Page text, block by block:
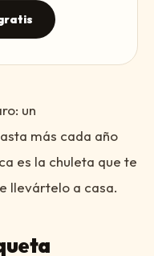
un
más cada año
es la chuleta que te
llevártelo a casa.